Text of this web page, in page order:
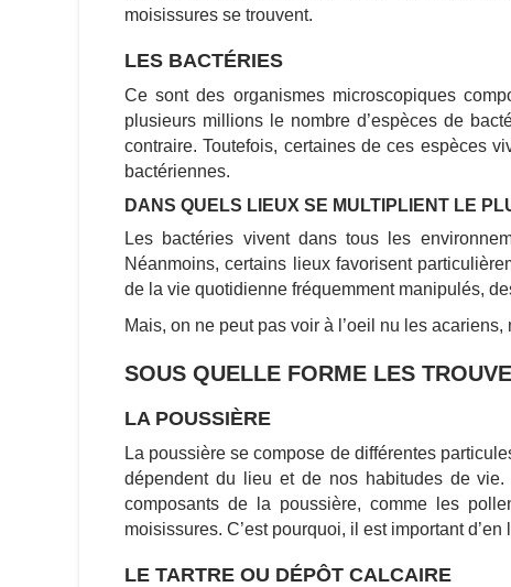
moisissures se trouvent.
LES BACTÉRIES
Ce sont des organismes microscopiques
plusieurs millions le nombre d’espèces de
contraire. Toutefois, certaines de ces espèces
bactériennes.
DANS QUELS LIEUX SE MULTIPLIENT LE
Les bactéries vivent dans tous les
Néanmoins, certains lieux favorisent
de la vie quotidienne fréquemment manipulés,
Mais, on ne peut pas voir à l’oeil nu les
SOUS QUELLE FORME LES
LA POUSSIÈRE
La poussière se compose de différentes
dépendent du lieu et de nos habitudes de
composants de la poussière, comme les
moisissures. C’est pourquoi, il estimportant d’en
LE TARTRE OU DÉPÔT CALCAIRE